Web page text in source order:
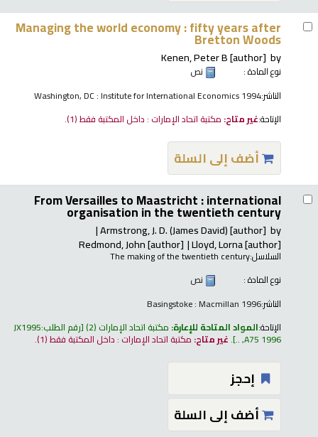
Managing the world economy : fifty years after
Bretton Woods
by
Kenen, Peter B[author]
نوع المادة :
نص
الناشر:Washington, DC : Institute for International Economics 1994
الإتاحة:غير متاح: مكتبة اتحاد الإمارات : داخل المكتبة فقط(1).
أضف إلى السلة
From Versailles to Maastricht : international
organisation in the twentieth century
by
Armstrong, J. D. (James David)[author]
Lloyd, Lorna[author]
Redmond, John[author]
السلاسل:The making of the twentieth century
نوع المادة :
نص
الناشر:Basingstoke : Macmillan 1996
الإتاحة:المواد المتاحة للإعارة: مكتبة اتحاد الإمارات (2) رقم الطلب:JX1995
A75 1996, ..
.غير متاح:مكتبة اتحاد الإمارات : داخل المكتبة فقط(1).
إحجز
أضف إلى السلة